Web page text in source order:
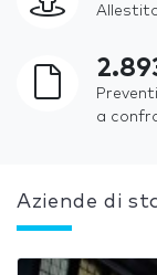
a
Aziende di